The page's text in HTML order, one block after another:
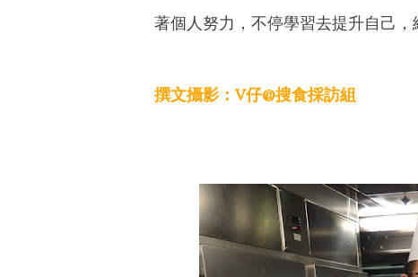
著個人努力，不停學習去提升自己，
撰文攝影：V仔@搜食採訪組